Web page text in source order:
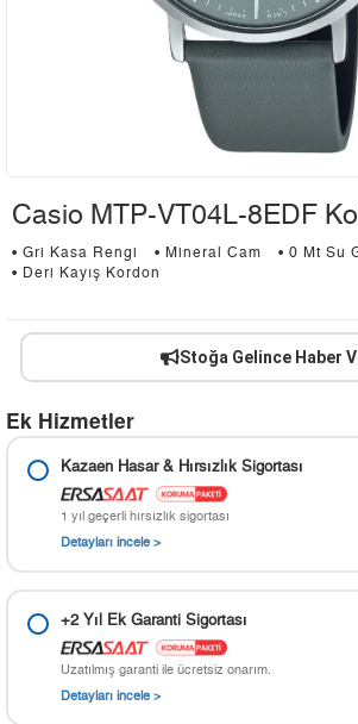
Casio MTP-VT04L-8EDF
• Gri Kasa Rengi • Mineral Cam
• 0 Mt Su
• Deri Kayış Kordon
Stoğa Gelince Haber
Ek Hizmetler
Kazaen Hasar & Hırsızlık Sigortası
1 yıl geçerli hırsızlık sigortası
Detayları incele >
+2 Yıl Ek Garanti Sigortası
Uzatılmış garanti ile ücretsiz onarım.
Detayları incele >